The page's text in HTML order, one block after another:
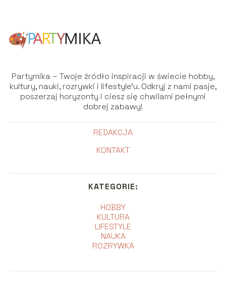
Partymika – Twoje źródło inspiracji w świecie hobby,
kultury, nauki, rozrywki i lifestyle’u. Odkryj z nami pasje,
poszerzaj horyzonty i ciesz się chwilami pełnymi
dobrej zabawy!
REDAKCJA
KONTAKT
KATEGORIE:
HOBBY
KULTURA
LIFESTYLE
NAUKA
ROZRYWKA